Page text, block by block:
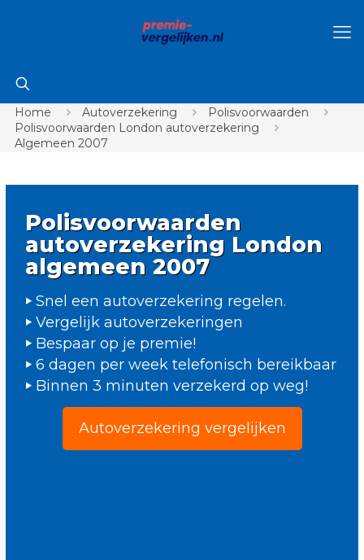
Home Autoverzekering
Polisvoorwaarden
Polisvoorwaarden London autoverzekering
Algemeen 2007
Polisvoorwaarden
autoverzekering London
algemeen 2007
Snel een autoverzekering regelen.
Vergelijk autoverzekeringen
Bespaar op je premie!
6 dagen per week telefonisch bereikbaar
Binnen 3 minuten verzekerd op weg!
Autoverzekering vergelijken